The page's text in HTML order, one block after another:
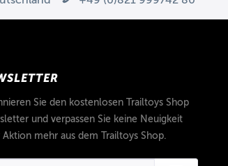
Sie den kostenlosen Trailtoys Shop
und verpassen Sie keine Neuigkeit
mehr aus dem Trailtoys Shop.